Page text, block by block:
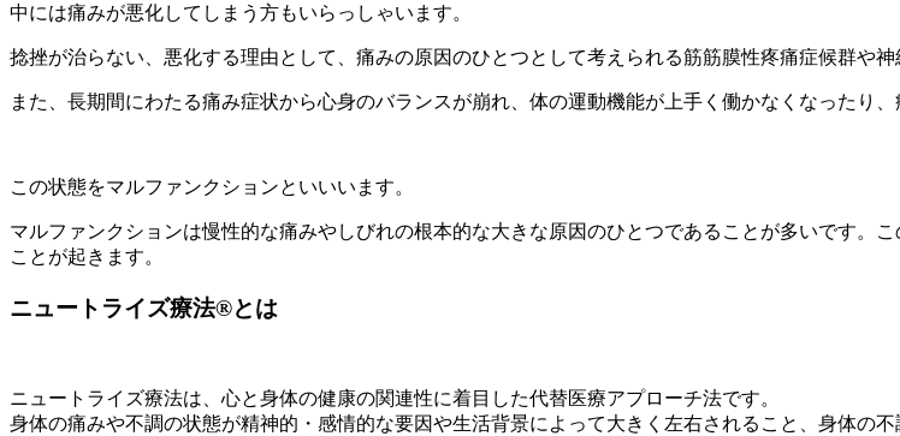
中には痛みが悪化してしまう方もいらっしゃいます。
捻挫が治らない、悪化する理由として、痛みの原因のひとつとして考えられる筋筋膜性疼痛症候群や
また、長期間にわたる痛み症状から心身のバランスが崩れ、体の運動機能が上手く働かなくなったり
この状態をマルファンクションといいいます。
マルファンクションは慢性的な痛みやしびれの根本的な大きな原因のひとつであることが多いです。
ことが起きます。
ニュートライズ療法®とは
ニュートライズ療法は、心と身体の健康の関連性に着目した代替医療アプローチ法です。
身体の痛みや不調の状態が精神的・感情的な要因や生活背景によって大きく左右されること、身体の